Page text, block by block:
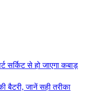
सर्किट से हो जाएगा कबाड़
बैटरी, जानें सही तरीका